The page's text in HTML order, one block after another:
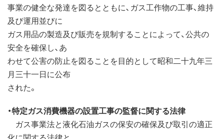
事業の健全な発達を図るとともに、ガス工作物の工事、維持
及び運用並びに
ガス用品の製造及び販売を規制することによって、公共の
安全を確保し、あ
わせて公害の防止を図ることを目的として昭和二十九年三
月三十一日に公布
された。
・特定ガス消費機器の設置工事の監督に関する法律
ガス事業法と液化石油ガスの保安の確保及び取引の適正